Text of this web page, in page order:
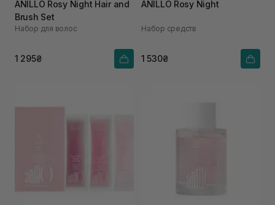
ANILLO Rosy Night Hair and
Brush Set
Набор для волос
1 295₴
ANILLO Rosy Night
Набор средств
1 530₴